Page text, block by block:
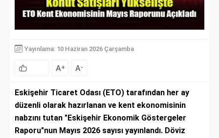
Yayınlama: 10 Haziran 2026 Çarşamba
A+ A-
Eskişehir Ticaret Odası (ETO) tarafından her ay
düzenli olarak hazırlanan ve kent ekonomisinin
nabzını tutan "Eskişehir Ekonomik Göstergeler
Raporu"nun Mayıs 2026 sayısı yayınlandı. Döviz